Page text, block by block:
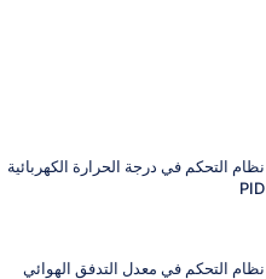
نظام التحكم في درجة الحرارة الكهربائية
PID
نظام التحكم في معدل التدفق الهوائي